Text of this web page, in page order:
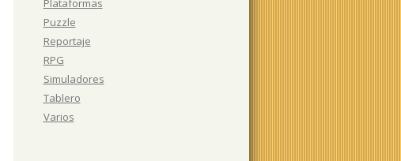
Plataformas
Puzzle
Reportaje
RPG
Simuladores
Tablero
Varios